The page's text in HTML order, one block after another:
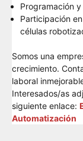
Programación
Participación
células
Somos una
crecimiento.
laboral
Interesados/as
siguiente enlace:
Automatización